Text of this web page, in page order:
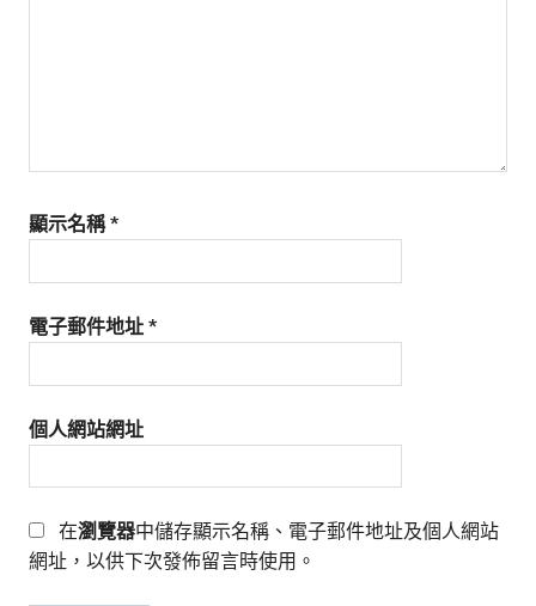
顯示名稱*
電子郵件地址 *
個人網站網址
在瀏覽器中儲存顯示名稱、電子郵件地址及個人網站
網址，以供下次發佈留言時使用。